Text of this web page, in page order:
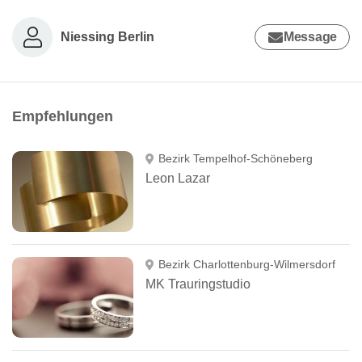
Niessing Berlin Message
Empfehlungen
Bezirk Tempelhof-Schöneberg
Leon Lazar
Bezirk Charlottenburg-Wilmersdorf
MK Trauringstudio